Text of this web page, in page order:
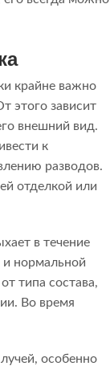
крайне важно
этого зависит
внешний вид.
к
разводов.
отделкой или
в течение
и нормальной
типа состава,
Во время
особенно